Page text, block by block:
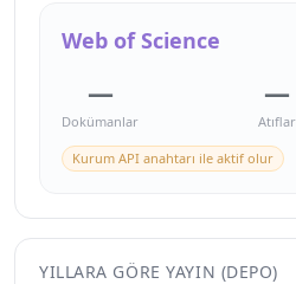
Web of Science
—
Dokümanlar
—
Atıflar
Kurum API anahtarı ile aktif olur
YILLARA GÖRE YAYIN (DEPO)